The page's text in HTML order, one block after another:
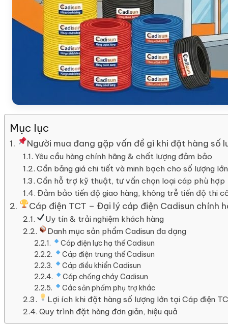
Mục lục
Người mua đang gặp vấn đề gì khi đặt hàng số
Yêu cầu hàng chính hãng & chất lượng đảm bảo
Cần bảng giá chi tiết và minh bạch cho số lượng lớn
Cần hỗ trợ kỹ thuật, tư vấn chọn loại cáp phù hợp
Đảm bảo tiến độ giao hàng, không trễ tiến độ thi
Cáp điện TCT – Đại lý cáp điện Cadisun chính
Uy tín & trải nghiệm khách hàng
Danh mục sản phẩm Cadisun đa dạng
Cáp điện lực hạ thế Cadisun
Cáp điện trung thế Cadisun
Cáp điều khiển Cadisun
Cáp chống cháy Cadisun
Các sản phẩm phụ trợ khác
Lợi ích khi đặt hàng số lượng lớn tại Cáp điện
Quy trình đặt hàng đơn giản, hiệu quả